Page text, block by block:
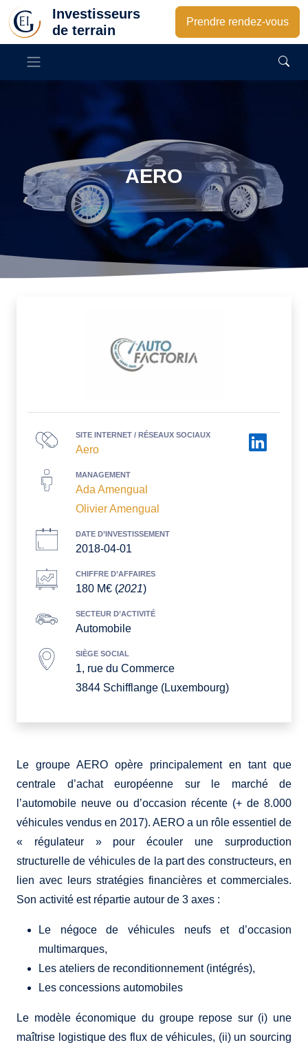
Investisseurs
de terrain
Prendre rendez-vous
AERO
SITE INTERNET / RÉSEAUX SOCIAUX
Aero
MANAGEMENT
Ada Amengual
Olivier Amengual
DATE D’INVESTISSEMENT
2018-04-01
CHIFFRE D’AFFAIRES
180 M€ (2021)
SECTEUR D’ACTIVITÉ
Automobile
SIÈGE SOCIAL
1, rue du Commerce
3844 Schifflange (Luxembourg)
Le groupe AERO opère principalement en tant que
centrale d’achat européenne sur le marché de
l’automobile neuve ou d’occasion récente (+ de 8.000
véhicules vendus en 2017). AERO a un rôle essentiel de
« régulateur » pour écouler une surproduction
structurelle de véhicules de la part des constructeurs, en
lien avec leurs stratégies financières et commerciales.
Son activité est répartie autour de 3 axes :
Le négoce de véhicules neufs et d’occasion
multimarques,
Les ateliers de reconditionnement (intégrés),
Les concessions automobiles
Le modèle économique du groupe repose sur (i) une
maîtrise logistique des flux de véhicules, (ii) un sourcing